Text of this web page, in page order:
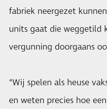
fabriek neergezet
units gaat die weggetild
vergunning doorgaans
“Wij spelen als heuse
en weten precies hoe